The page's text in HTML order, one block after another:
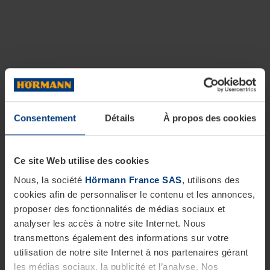
Consentement Détails À propos des cookies
Ce site Web utilise des cookies
Nous, la société Hörmann France SAS, utilisons des
cookies afin de personnaliser le contenu et les annonces,
proposer des fonctionnalités de médias sociaux et
analyser les accès à notre site Internet. Nous
transmettons également des informations sur votre
utilisation de notre site Internet à nos partenaires gérant
les médias sociaux, la publicité et l’analyse. Nos